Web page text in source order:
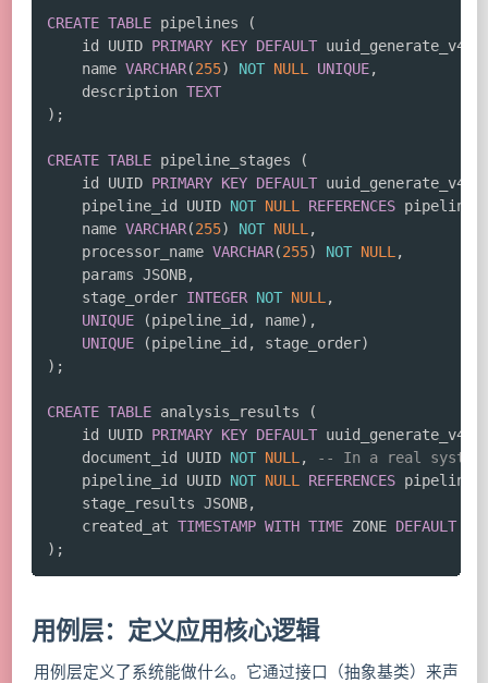
CREATE TABLE pipelines
(
    id UUID
PRIMARY KEY DEFAULT uuid_generate_v4
    name
VARCHAR(255) NOT NULL UNIQUE,
    description
TEXT
) ;
CREATE TABLE pipeline_stages
(
    id UUID
PRIMARY KEY DEFAULT uuid_generate_v4
    pipeline_id UUID
NOT NULL REFERENCES pipelines
    name
VARCHAR(255) NOT NULL ,
    processor_name
VARCHAR(255) NOT NULL ,
    params JSONB
,
    stage_order
INTEGER NOT NULL ,
UNIQUE
(pipeline_id , name) ,
UNIQUE
(pipeline_id , stage_order)
) ;
CREATE TABLE analysis_results
(
    id UUID
PRIMARY KEY DEFAULT uuid_generate_v4
    document_id UUID
NOT NULL ,
-- In a real
    pipeline_id UUID
NOT NULL REFERENCES pipelines
    stage_results JSONB
,
    created_at
TIMESTAMP WITH TIME ZONE DEFAULT
) ;
用例层：定义应用核心逻辑
用例层定义了系统能做什么。它通过接口（抽象基类）来声